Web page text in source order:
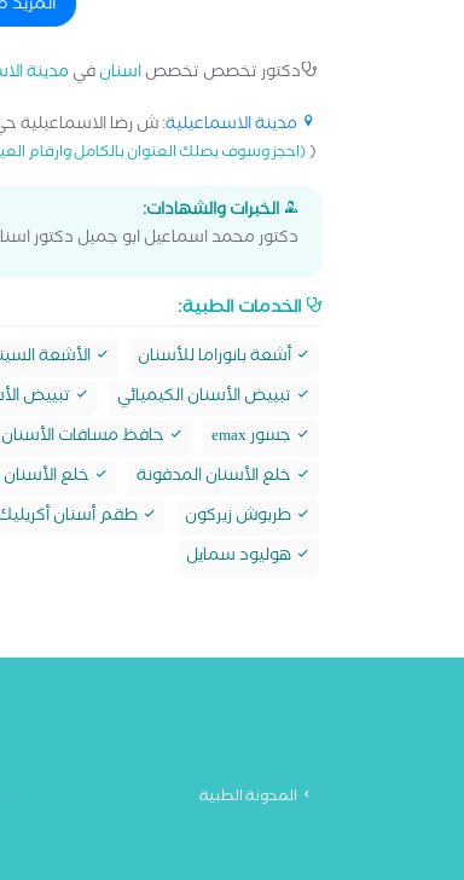
دكتور تخصص تخصصاسنانفي مدينة
مدينة الاسماعيلية: ش رضا الاسماعيلية
((احجز وسوف يصلك العنوان بالكامل وارقام
الخبرات والشهادات:
دكتور محمد اسماعيل ابو جميل دكتور
الخدمات الطبية:
أشعة بانوراما للأسنان الأشعة
تبييض الأسنان الكيميائي
تبييض
جسور emax
حافظ مسافات الأسنان
خلع الأسنان المدفونة
خلع الأسنان
طربوش زيركون
طقم أسنان
هوليود سمايل
المدونة الطبية